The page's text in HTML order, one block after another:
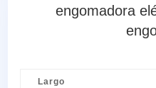
engomadora
Largo